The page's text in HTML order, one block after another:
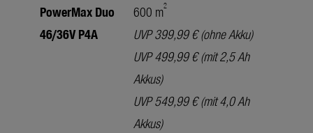
PowerMax Duo
46/36V P4A
600 m2
UVP 399,99 € (ohne Akku)
UVP 499,99 € (mit 2,5 Ah
Akkus)
UVP 549,99 € (mit 4,0 Ah
Akkus)